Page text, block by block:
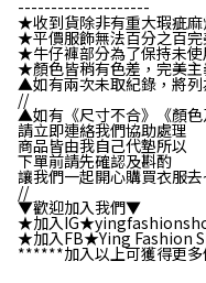
--------------------
★收到貨除非有重大瑕疵
★平價服飾無法百分之百
★牛仔褲部分為了保持未
★顏色皆稍有色差，完美主
▲如有兩次未取紀錄，將列
//
▲如有《尺寸不合》《顏色
請立即連絡我們協助處理
商品皆由我自己代墊所以
下單前請先確認及斟酌
讓我們一起開心購買衣服去
//
▼歡迎加入我們▼
★加入
★加入FB★Ying Fashion
******加入以上可獲得更